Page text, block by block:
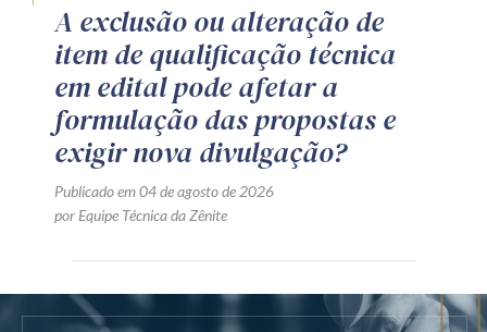
A exclusão ou alteração de
item de qualificação técnica
em edital pode afetar a
formulação das propostas e
exigir nova divulgação?
Publicado em 04 de agosto de 2026
por Equipe Técnica da Zênite